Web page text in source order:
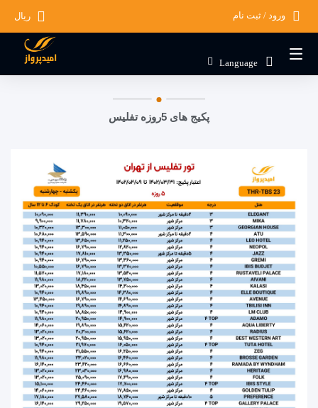
ریال ورود / ثبت نام
Language
پکیج های 5روزه تفلیس